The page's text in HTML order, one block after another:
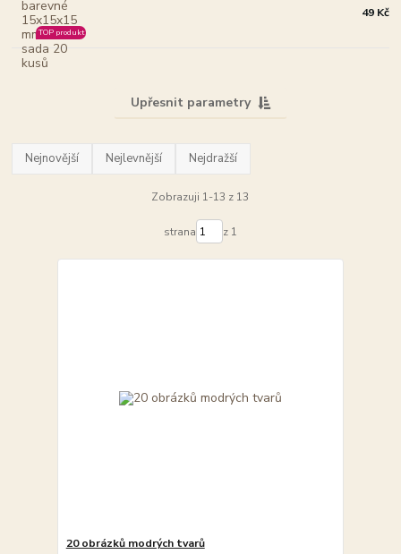
TOP produkt
49 Kč
Upřesnit parametry
Nejnovější Nejlevnější Nejdražší
Zobrazuji 1-13 z 13
strana z 1
20 obrázků modrých tvarů